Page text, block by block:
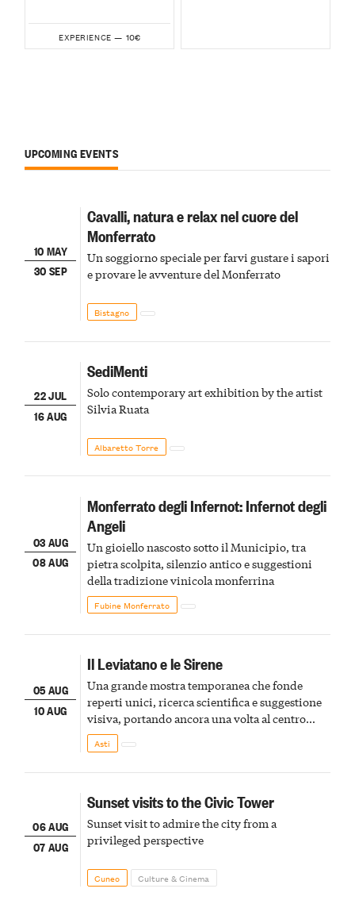
EXPERIENCE — 10€
UPCOMING EVENTS
10 MAY
30 SEP
Cavalli, natura e relax nel cuore del
Monferrato
Un soggiorno speciale per farvi gustare i sapori
e provare le avventure del Monferrato
Bistagno
22 JUL
16 AUG
SediMenti
Solo contemporary art exhibition by the artist
Silvia Ruata
Albaretto Torre
03 AUG
08 AUG
Monferrato degli Infernot: Infernot degli
Angeli
Un gioiello nascosto sotto il Municipio, tra
pietra scolpita, silenzio antico e suggestioni
della tradizione vinicola monferrina
Fubine Monferrato
05 AUG
10 AUG
Il Leviatano e le Sirene
Una grande mostra temporanea che fonde
reperti unici, ricerca scientifica e suggestione
visiva, portando ancora una volta al centro
della scena le meraviglie del passato astigiano
Asti
06 AUG
07 AUG
Sunset visits to the Civic Tower
Sunset visit to admire the city from a
privileged perspective
Cuneo Culture & Cinema